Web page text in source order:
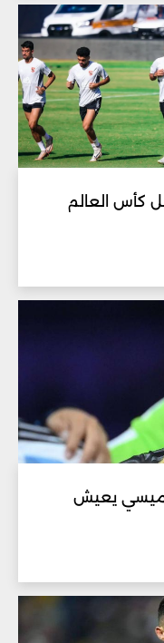
كأس العالم
ميسي يعيش